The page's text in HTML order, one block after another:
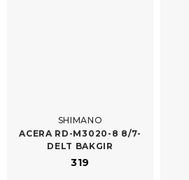
SHIMANO
ACERA RD-​M3020-8 8/​7-
DELT BAKGIR
319